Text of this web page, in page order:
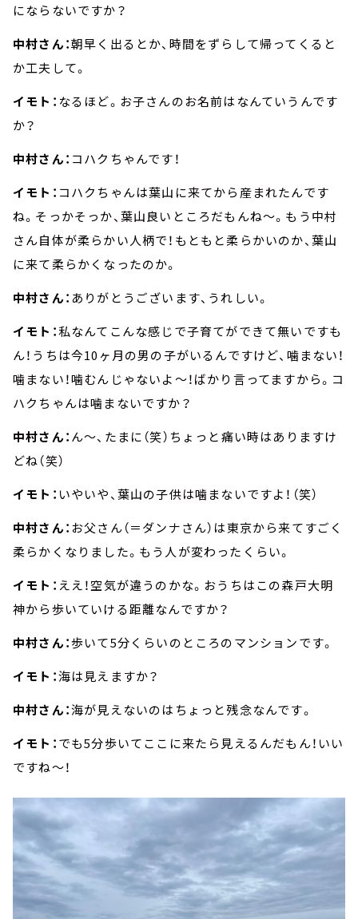
にならないですか？
中村さん：朝早く出るとか、時間をずらして帰ってくると
か工夫して。
イモト： なるほど。お子さんのお名前はなんていうんです
か？
中村さん： コハクちゃんです！
イモト： コハクちゃんは葉山に来てから産まれたんです
ね。そっかそっか、葉山良いところだもんね～。もう中村
さん自体が柔らかい人柄で！もともと柔らかいのか、葉山
に来て柔らかくなったのか。
中村さん： ありがとうございます、うれしい。
イモト：私なんてこんな感じで子育てができて無いですも
ん！うちは今10ヶ月の男の子がいるんですけど、噛まない！
噛まない！噛むんじゃないよ～！ばかり言ってますから。コ
ハクちゃんは噛まないですか？
中村さん：ん～、たまに（笑）ちょっと痛い時はありますけ
どね（笑）
イモト： いやいや、葉山の子供は噛まないですよ！（笑）
中村さん： お父さん（＝ダンナさん）は東京から来てすごく
柔らかくなりました。もう人が変わったくらい。
イモト： ええ！空気が違うのかな。おうちはこの森戸大明
神から歩いていける距離なんですか？
中村さん：歩いて5分くらいのところのマンションです。
イモト：海は見えますか？
中村さん：海が見えないのはちょっと残念なんです。
イモト：でも5分歩いてここに来たら見えるんだもん！いい
ですね～！